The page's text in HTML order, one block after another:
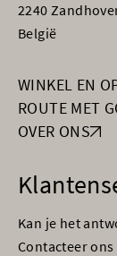
2240
België
WINKEL EN
ROUTE MET
OVER ONS
Kan je het
Contacteer